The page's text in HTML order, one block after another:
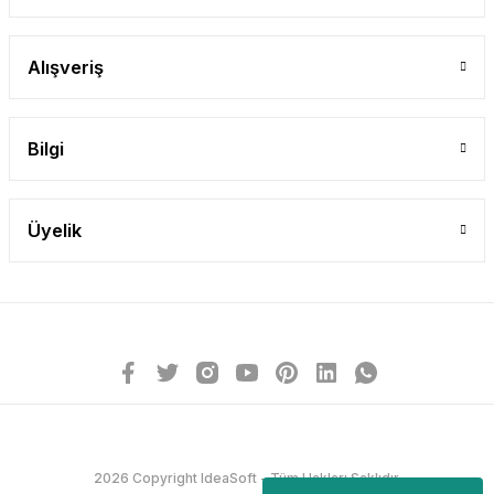
Alışveriş
Bilgi
Üyelik
2026 Copyright IdeaSoft - Tüm Hakları Saklıdır.